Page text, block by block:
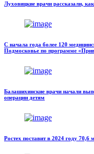
Луховицкие врачи рассказали,
С начала года более 120
Подмосковье по программе
Балашихинские врачи начали
операции детям
Ростех поставит в 2024 году 70,6